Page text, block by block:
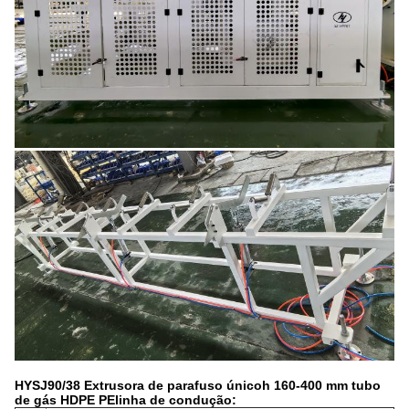
HYSJ90/38 Extrusora de parafuso únicoh 160-400 mm tubo
de gás HDPE PElinha de condução: